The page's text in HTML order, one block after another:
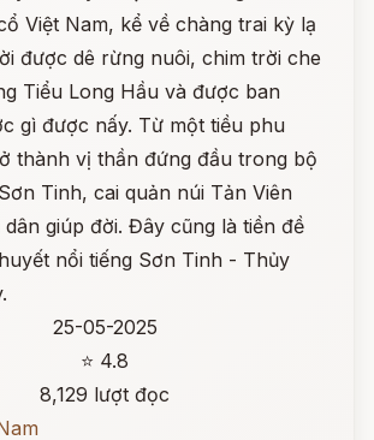
Việt Nam, kể về chàng trai kỳ lạ
được dê rừng nuôi, chim trời che
Tiểu Long Hầu và được ban
gì được nấy. Từ một tiều phu
thành vị thần đứng đầu trong bộ
Tinh, cai quản núi Tản Viên
giúp đời. Đây cũng là tiền đề
nổi tiếng Sơn Tinh - Thủy
25-05-2025
⭐ 4.8
8,129 lượt đọc